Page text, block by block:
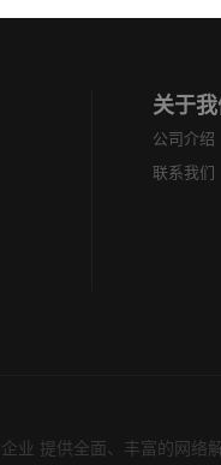
关于我
公司介绍
联系我们
业 提供全面、丰富的网络